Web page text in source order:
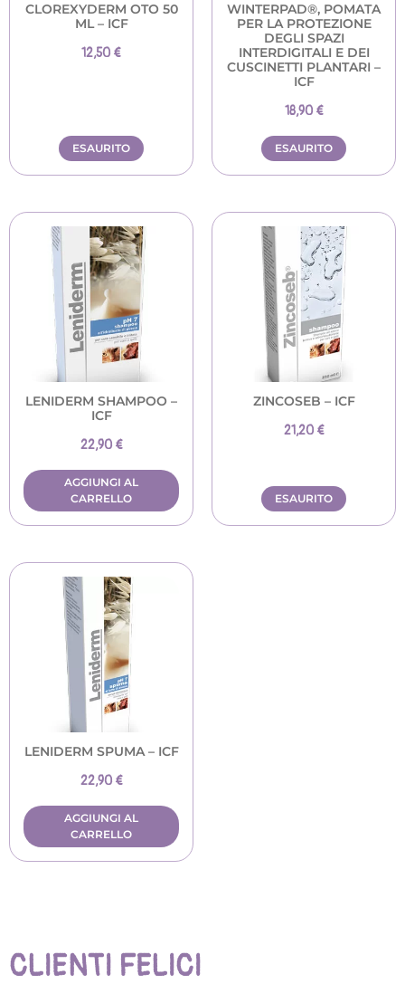
CLOREXYDERM OTO 50
ML – ICF
12,50 €
ESAURITO
WINTERPAD®, POMATA
PER LA PROTEZIONE
DEGLI SPAZI
INTERDIGITALI E DEI
CUSCINETTI PLANTARI –
ICF
18,90 €
ESAURITO
LENIDERM SHAMPOO –
ICF
22,90 €
AGGIUNGI AL
CARRELLO
ZINCOSEB – ICF
21,20 €
ESAURITO
LENIDERM SPUMA – ICF
22,90 €
AGGIUNGI AL
CARRELLO
CLIENTI FELICI